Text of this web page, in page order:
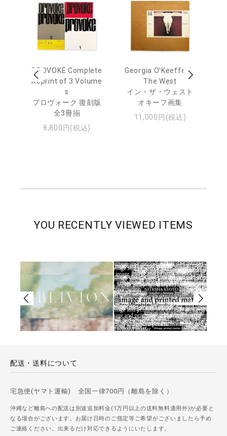
PROVOKE Complete
Reprint of 3 Volume
s
プロヴォーク 復刻版
全3冊揃
8,800円(税込)
Georgia O'Keeffe: In
The West
イン・ザ・ウェスト
オキーフ画集
11,000円(税込)
YOU RECENTLY VIEWED ITEMS
配送・送料について
宅急便(ヤマト運輸) 全国一律700円（離島を除く）
沖縄など離島への配送は別途追加料金(1万円以上の送料無料適用外)が必要と
なる場合がございます。お届け日時のご指定等ご希望がございましたら予め
ご連絡ください。出来るだけ対応できるようにいたします。